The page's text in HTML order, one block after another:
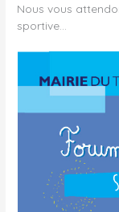
Nous vous
sportive…